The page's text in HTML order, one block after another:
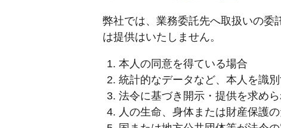
弊社では、業務委託先へ取扱いの委
は提供はいたしません。
本人の同意を得ている場合
統計的なデータなど、本人を識
法令に基づき開示・提供を求め
人の生命、身体または財産保護